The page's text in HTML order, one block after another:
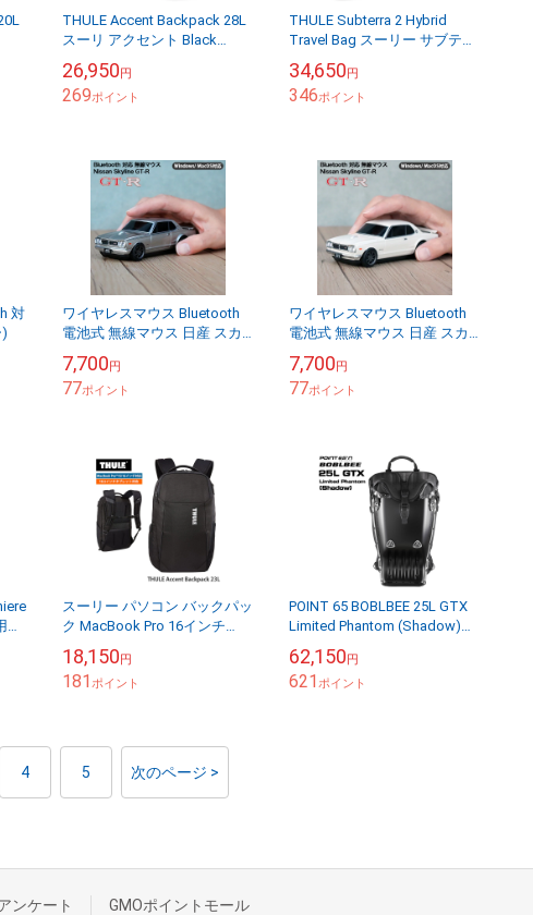
THULE Accent Backpack 28L
スーリ アクセント Black
料...
26,950円
269ポイント
THULE Subterra 2 Hybrid
Travel Bag スーリー サブテラ
グ Blac...
34,650円
346ポイント
対
ワイヤレスマウス Bluetooth
電池式 無線マウス 日産 スカ
(ガンメタ ...
7,700円
77ポイント
ワイヤレスマウス Bluetooth
電池式 無線マウス 日産 スカ
(ホワイト)...
7,700円
77ポイント
スーリー パソコン バックパッ
ク MacBook Pro 16インチ
Backp...
18,150円
181ポイント
POINT 65 BOBLBEE 25L GTX
Limited Phantom (Shadow)
縄...
62,150円
621ポイント
4 5 次のページ >
ンケート GMOポイントモール